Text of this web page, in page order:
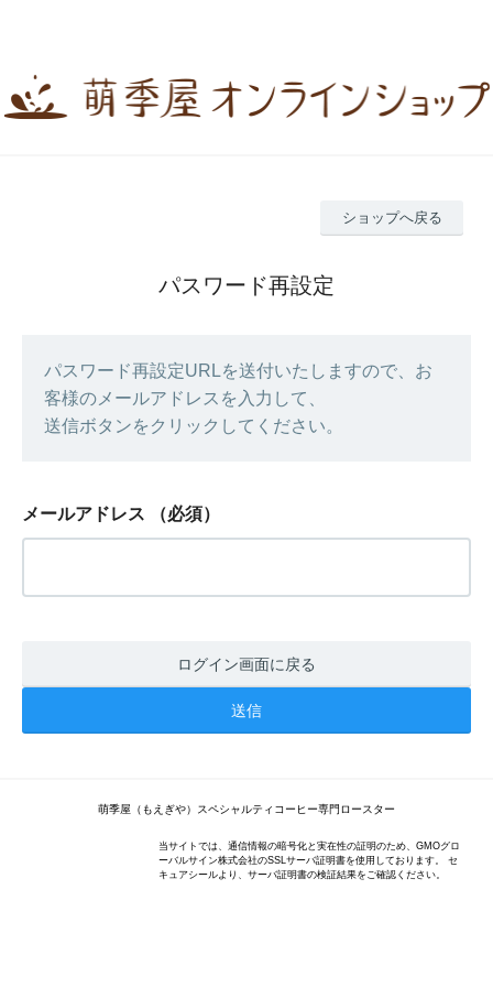
ショップへ戻る
パスワード再設定
パスワード再設定URLを送付いたしますので、お
客様のメールアドレスを入力して、
送信ボタンをクリックしてください。
メールアドレス （必須）
ログイン画面に戻る
萌季屋（もえぎや）スペシャルティコーヒー専門ロースター
当サイトでは、通信情報の暗号化と実在性の証明のため、GMOグロ
ーバルサイン株式会社のSSLサーバ証明書を使用しております。 セ
キュアシールより、サーバ証明書の検証結果をご確認ください。